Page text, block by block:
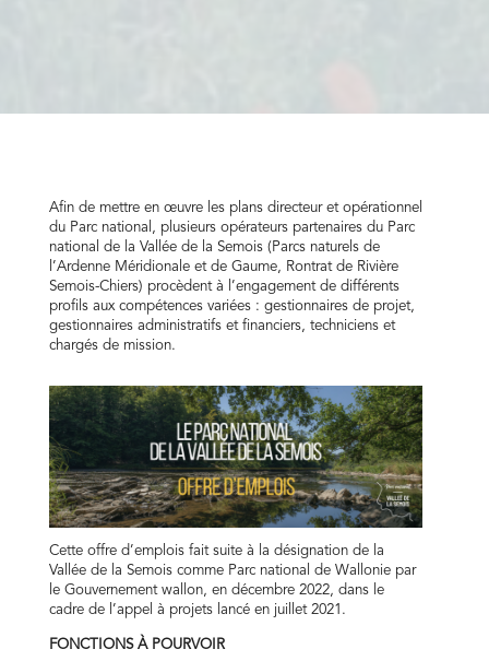
Afin de mettre en œuvre les plans directeur et opérationnel
du Parc national, plusieurs opérateurs partenaires du Parc
national de la Vallée de la Semois (Parcs naturels de
l’Ardenne Méridionale et de Gaume, Rontrat de Rivière
Semois-Chiers) procèdent à l’engagement de différents
profils aux compétences variées : gestionnaires de projet,
gestionnaires administratifs et financiers, techniciens et
chargés de mission.
Cette offre d’emplois fait suite à la désignation de la
Vallée de la Semois comme Parc national de Wallonie par
le Gouvernement wallon, en décembre 2022, dans le
cadre de l’appel à projets lancé en juillet 2021.
FONCTIONS À POURVOIR